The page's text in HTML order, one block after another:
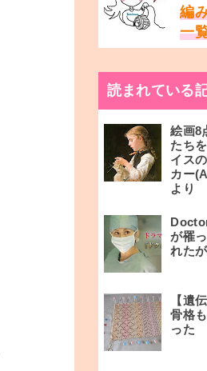
編
一
読まれている
絵画8
たち
イス
カー
より
が罹
れた
【遺
骨格
った